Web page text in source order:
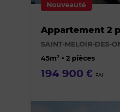
Nouveauté
Appartement 2
SAINT-MELOIR-DES-
45m² • 2 pièces
194 900 € FAI